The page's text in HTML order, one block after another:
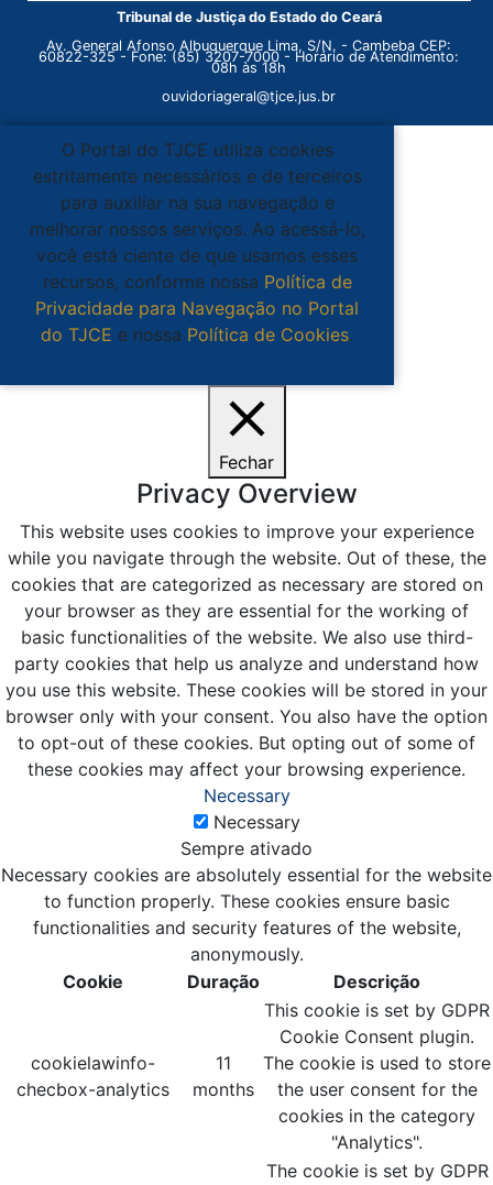
Tribunal de Justiça do Estado do Ceará
Av. General Afonso Albuquerque Lima, S/N. - Cambeba CEP:
60822-325 - Fone: (85) 3207-7000 - Horário de Atendimento:
08h às 18h
ouvidoriageral@tjce.jus.br
O Portal do TJCE utiliza cookies
estritamente necessários e de terceiros
para auxiliar na sua navegação e
melhorar nossos serviços. Ao acessá-lo,
você está ciente de que usamos esses
recursos, conforme nossa Política de
Privacidade para Navegação no Portal
do TJCE e nossa Política de Cookies.
Fechar
Privacy Overview
This website uses cookies to improve your experience
while you navigate through the website. Out of these, the
cookies that are categorized as necessary are stored on
your browser as they are essential for the working of
basic functionalities of the website. We also use third-
party cookies that help us analyze and understand how
you use this website. These cookies will be stored in your
browser only with your consent. You also have the option
to opt-out of these cookies. But opting out of some of
these cookies may affect your browsing experience.
Necessary
Necessary
Sempre ativado
Necessary cookies are absolutely essential for the website
to function properly. These cookies ensure basic
functionalities and security features of the website,
anonymously.
Cookie
Duração Descrição
cookielawinfo-
checbox-analytics
11
months
This cookie is set by GDPR
Cookie Consent plugin.
The cookie is used to store
the user consent for the
cookies in the category
"Analytics".
The cookie is set by GDPR